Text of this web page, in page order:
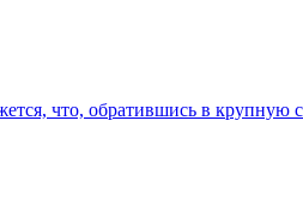
что, обратившись в